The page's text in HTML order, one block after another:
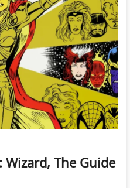
The Guide